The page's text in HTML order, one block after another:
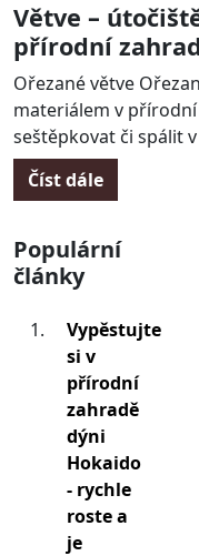
Větve –
přírodní
Ořezané větve
materiálem v
seštěpkovat či spálit
Číst dále
Populární
články
Vypěstujte
si v
přírodní
zahradě
dýni
Hokaido
- rychle
roste a
je